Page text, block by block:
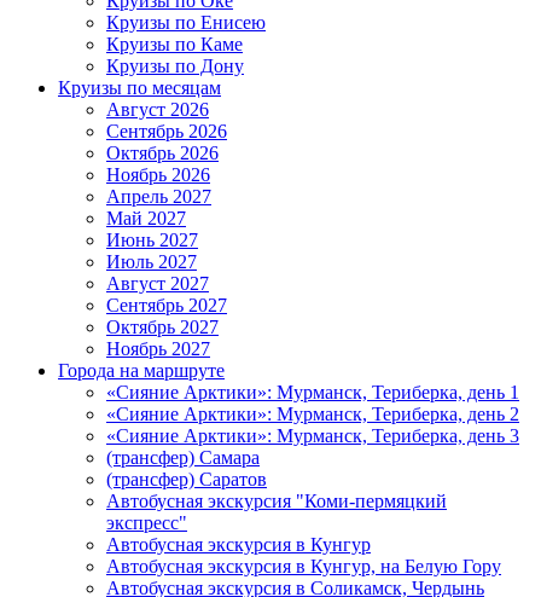
Круизы по Енисею
Круизы по Каме
Круизы по Дону
Круизы по месяцам
Август 2026
Сентябрь 2026
Октябрь 2026
Ноябрь 2026
Апрель 2027
Май 2027
Июнь 2027
Июль 2027
Август 2027
Сентябрь 2027
Октябрь 2027
Ноябрь 2027
Города на маршруте
«Сияние Арктики»: Мурманск, Териберка, день 1
«Сияние Арктики»: Мурманск, Териберка, день 2
«Сияние Арктики»: Мурманск, Териберка, день 3
(трансфер) Самара
(трансфер) Саратов
Автобусная экскурсия "Коми-пермяцкий
экспресс"
Автобусная экскурсия в Кунгур
Автобусная экскурсия в Кунгур, на Белую Гору
Автобусная экскурсия в Соликамск, Чердынь